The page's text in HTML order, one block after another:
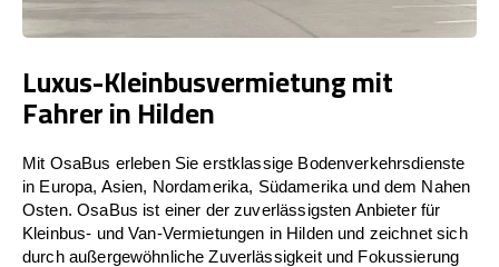
Luxus-Kleinbusvermietung mit
Fahrer in Hilden
Mit OsaBus erleben Sie erstklassige Bodenverkehrsdienste
in Europa, Asien, Nordamerika, Südamerika und dem Nahen
Osten. OsaBus ist einer der zuverlässigsten Anbieter für
Kleinbus- und Van-Vermietungen in Hilden und zeichnet sich
durch außergewöhnliche Zuverlässigkeit und Fokussierung